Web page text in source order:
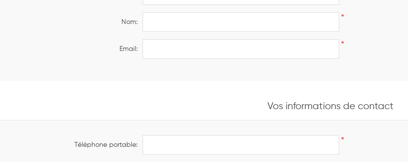
Nom: *
Email: *
Vos informations de contact
Téléphone portable: *